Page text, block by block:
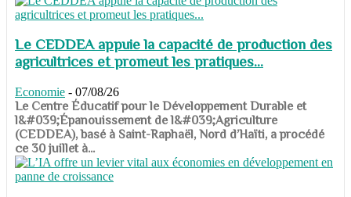
Le CEDDEA appuie la capacité de production des
agricultrices et promeut les pratiques...
Economie - 07/08/26
​​​​​​​Le Centre Éducatif pour le Développement Durable et
l&#039;Épanouissement de l&#039;Agriculture
(CEDDEA), basé à Saint-Raphaël, Nord d’Haïti, a procédé
ce 30 juillet à...